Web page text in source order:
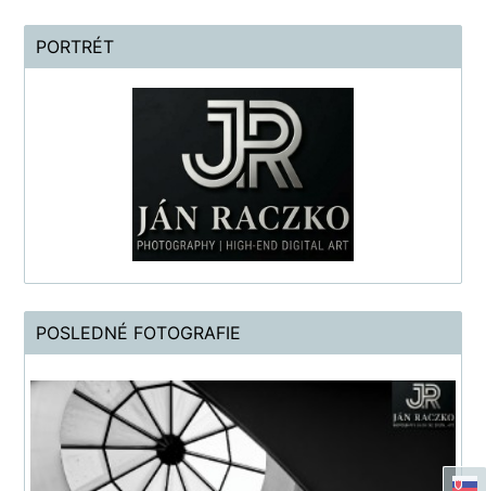
PORTRÉT
POSLEDNÉ FOTOGRAFIE